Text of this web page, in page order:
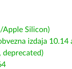
Apple Silicon)
izdaja 10.14